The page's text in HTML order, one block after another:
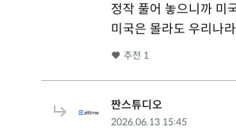
정작 풀어 놓으니까 미
미국은 몰라도 우리나
추천 1
짠스튜디오
2026.06.13 15:45